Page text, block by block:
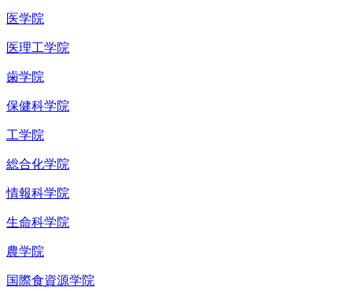
医学院
医理工学院
歯学院
保健科学院
工学院
総合化学院
情報科学院
生命科学院
農学院
国際食資源学院